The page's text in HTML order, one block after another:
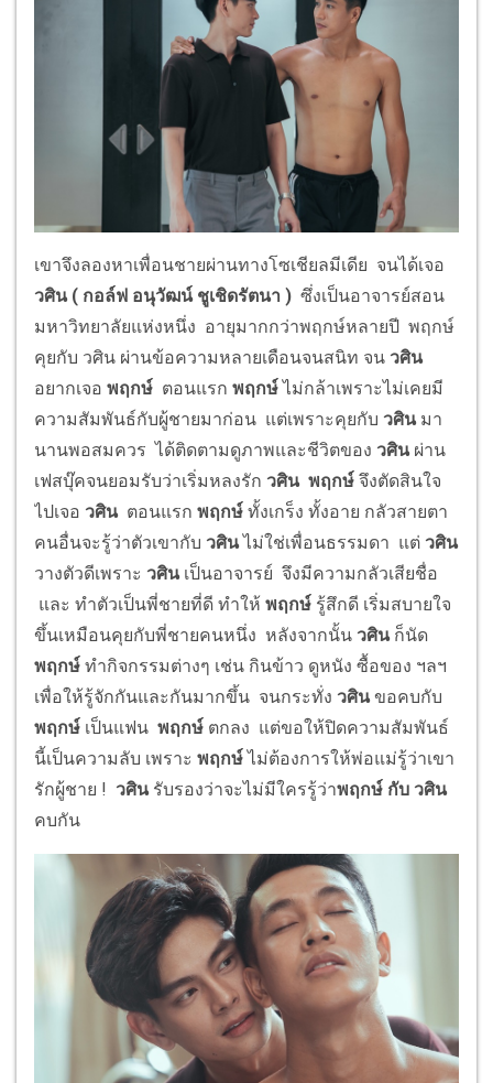
เขาจึงลองหาเพื่อนชายผ่านทางโซเชียลมีเดีย จนได้เจอ
วศิน ( กอล์ฟ อนุวัฒน์ ชูเชิดรัตนา ) ซึ่งเป็นอาจารย์สอน
มหาวิทยาลัยแห่งหนึ่ง อายุมากกว่าพฤกษ์หลายปี พฤกษ์
คุยกับ วศิน ผ่านข้อความหลายเดือนจนสนิท จน วศิน
อยากเจอ พฤกษ์ ตอนแรก พฤกษ์ไม่กล้าเพราะไม่เคยมี
ความสัมพันธ์กับผู้ชายมาก่อน แต่เพราะคุยกับ วศินมา
นานพอสมควร ได้ติดตามดูภาพและชีวิตของ วศินผ่าน
เฟสบุ๊คจนยอมรับว่าเริ่มหลงรัก วศิน พฤกษ์ จึงตัดสินใจ
ไปเจอ วศิน ตอนแรก พฤกษ์ ทั้งเกร็ง ทั้งอาย กลัวสายตา
คนอื่นจะรู้ว่าตัวเขากับ วศินไม่ใช่เพื่อนธรรมดา แต่ วศิน
วางตัวดีเพราะ วศิน เป็นอาจารย์ จึงมีความกลัวเสียชื่อ
และ ทำตัวเป็นพี่ชายที่ดี ทำให้ พฤกษ์ รู้สึกดี เริ่มสบายใจ
ขึ้นเหมือนคุยกับพี่ชายคนหนึ่ง หลังจากนั้น วศินก็นัด
พฤกษ์ ทำกิจกรรมต่างๆ เช่น กินข้าว ดูหนัง ซื้อของ ฯลฯ
เพื่อให้รู้จักกันและกันมากขึ้น จนกระทั่ง วศินขอคบกับ
พฤกษ์ เป็นแฟน พฤกษ์ ตกลง แต่ขอให้ปิดความสัมพันธ์
นี้เป็นความลับ เพราะ พฤกษ์ไม่ต้องการให้พ่อแม่รู้ว่าเขา
รักผู้ชาย ! วศิน รับรองว่าจะไม่มีใครรู้ว่าพฤกษ์ กับ วศิน
คบกัน